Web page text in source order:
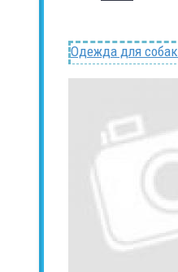
Одежда для собак